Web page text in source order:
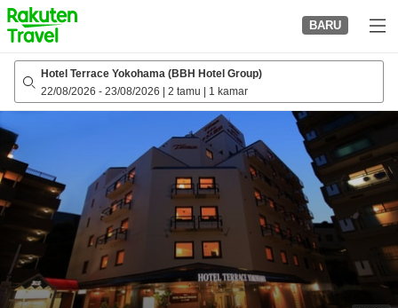
to
top
page
BARU
Hotel Terrace Yokohama (BBH Hotel Group)
22/08/2026 - 23/08/2026 2 tamu 1 kamar